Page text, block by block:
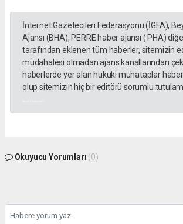
İnternet Gazetecileri Federasyonu (İGFA),
Ajansı (BHA), PERRE haber ajansı ( PHA)
tarafından eklenen tüm haberler, sitemizin
müdahalesi olmadan ajans kanallarından
haberlerde yer alan hukuki muhataplar
olup sitemizin hiç bir editörü sorumlu
Okuyucu Yorumları (0)